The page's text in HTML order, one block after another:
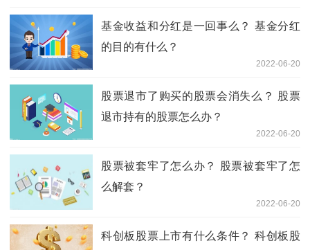
基金收益和分红是一回事么？ 基金分红
的目的有什么？
2022-06-20
股票退市了购买的股票会消失么？ 股票
退市持有的股票怎么办？
2022-06-20
股票被套牢了怎么办？ 股票被套牢了怎
么解套？
2022-06-20
科创板股票上市有什么条件？ 科创板股